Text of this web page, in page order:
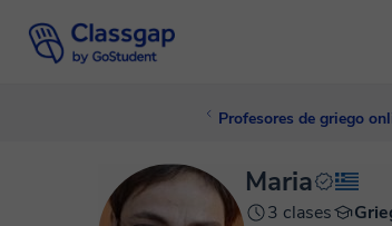
Profesores de griego
Maria
3 clases